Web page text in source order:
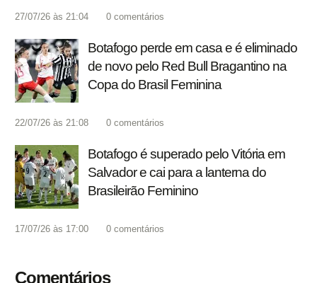
27/07/26 às 21:04 0 comentários
Botafogo perde em casa e é eliminado
de novo pelo Red Bull Bragantino na
Copa do Brasil Feminina
22/07/26 às 21:08 0 comentários
Botafogo é superado pelo Vitória em
Salvador e cai para a lanterna do
Brasileirão Feminino
17/07/26 às 17:00 0 comentários
Comentários